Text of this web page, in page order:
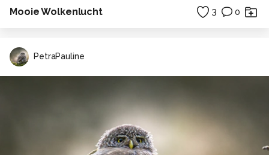
Mooie Wolkenlucht 3 0
PetraPauline